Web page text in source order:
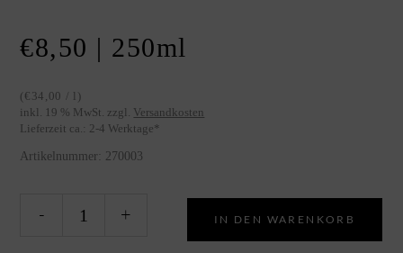
€8,50 | 250ml
( € 34,00 / l )
inkl. 19 % MwSt. zzgl. Versandkosten
Lieferzeit ca.: 2-4 Werktage*
Artikelnummer: 270003
- + IN DEN WARENKORB